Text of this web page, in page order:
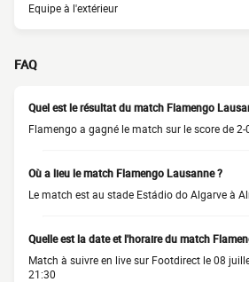
Equipe à l'extérieur
FAQ
Quel est le résultat du match Flamengo
Flamengo a gagné le match sur le score de 2-
Où a lieu le match Flamengo Lausanne ?
Le match est au stade Estádio do Algarve à
Quelle est la date et l'horaire du match
Match à suivre en live sur Footdirect le 08
21:30